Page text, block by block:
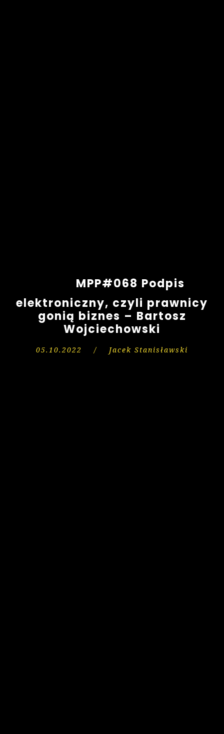
MPP#068 Podpis
elektroniczny, czyli prawnicy
gonią biznes – Bartosz
Wojciechowski
05.10.2022 / Jacek Stanisławski